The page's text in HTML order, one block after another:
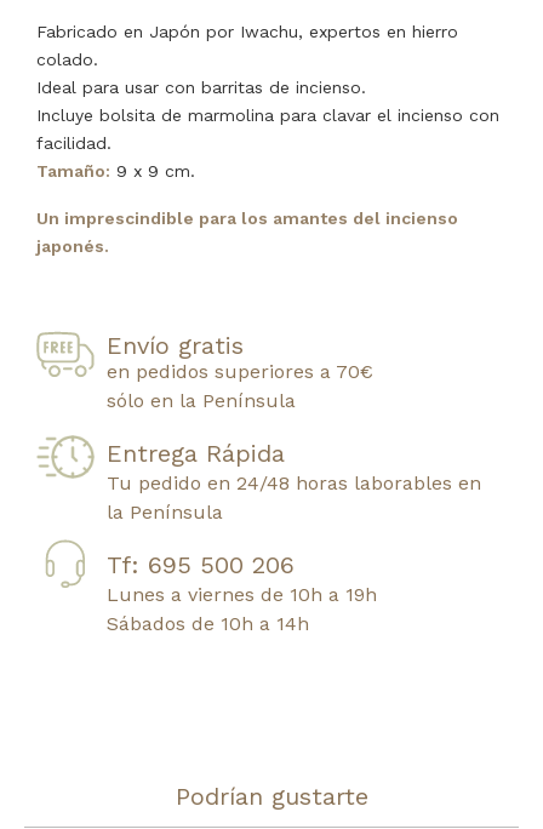
Fabricado en Japón por Iwachu, expertos en hierro
colado.
Ideal para usar con barritas de incienso.
Incluye bolsita de marmolina para clavar el incienso con
facilidad.
Tamaño: 9 x 9 cm.
Un imprescindible para los amantes del incienso
japonés.
Envío gratis
en pedidos superiores a 70€
sólo en la Península
Entrega Rápida
Tu pedido en 24/48 horas laborables en
la Península
Tf: 695 500 206
Lunes a viernes de 10h a 19h
Sábados de 10h a 14h
Podrían gustarte